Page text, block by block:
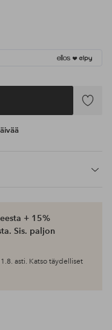
Lisää
+ 15%
Sis. paljon
asti. Katso täydelliset